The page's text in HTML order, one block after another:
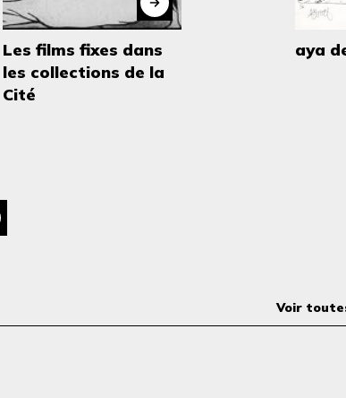
Les films fixes dans
les collections de la
Cité
aya
Voir